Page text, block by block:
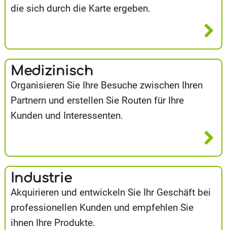
die sich durch die Karte ergeben.
Medizinisch
Organisieren Sie Ihre Besuche zwischen Ihren
Partnern und erstellen Sie Routen für Ihre
Kunden und Interessenten.
Industrie
Akquirieren und entwickeln Sie Ihr Geschäft bei
professionellen Kunden und empfehlen Sie
ihnen Ihre Produkte.